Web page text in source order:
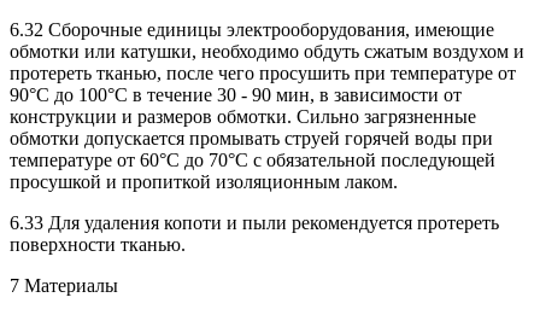
6.32 Сборочные единицы электрооборудования, имеющие
обмотки или катушки, необходимо обдуть сжатым воздухом и
протереть тканью, после чего просушить при температуре от
90°С до 100°С в течение 30 - 90 мин, в зависимости от
конструкции и размеров обмотки. Сильно загрязненные
обмотки допускается промывать струей горячей воды при
температуре от 60°С до 70°С с обязательной последующей
просушкой и пропиткой изоляционным лаком.
6.33 Для удаления копоти и пыли рекомендуется протереть
поверхности тканью.
7 Материалы